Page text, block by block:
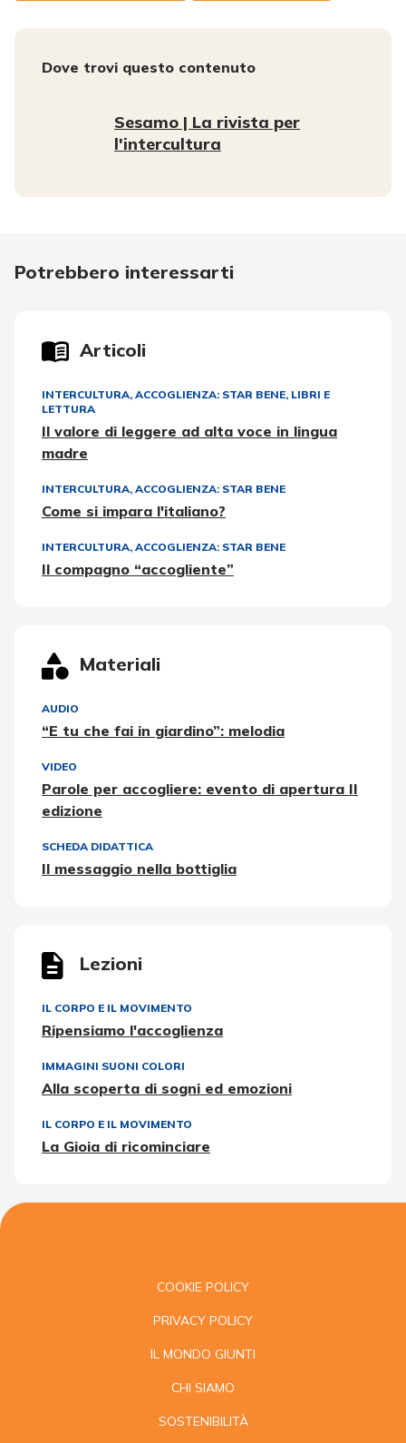
Dove trovi questo contenuto
Sesamo | La rivista per
l'intercultura
Potrebbero interessarti
Articoli
INTERCULTURA, ACCOGLIENZA: STAR BENE, LIBRI E
LETTURA
Il valore di leggere ad alta voce in lingua
madre
INTERCULTURA, ACCOGLIENZA: STAR BENE
Come si impara l'italiano?
INTERCULTURA, ACCOGLIENZA: STAR BENE
Il compagno “accogliente”
Materiali
AUDIO
“E tu che fai in giardino”: melodia
VIDEO
Parole per accogliere: evento di apertura II
edizione
SCHEDA DIDATTICA
Il messaggio nella bottiglia
Lezioni
IL CORPO E IL MOVIMENTO
Ripensiamo l'accoglienza
IMMAGINI SUONI COLORI
Alla scoperta di sogni ed emozioni
IL CORPO E IL MOVIMENTO
La Gioia di ricominciare
COOKIE POLICY
PRIVACY POLICY
IL MONDO GIUNTI
CHI SIAMO
SOSTENIBILITÀ